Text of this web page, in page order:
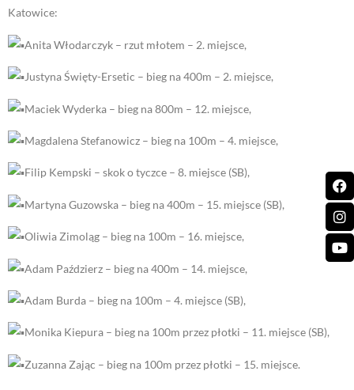
Katowice:
Anita Włodarczyk – rzut młotem – 2. miejsce,
Justyna Święty-Ersetic – bieg na 400m – 2. miejsce,
Maciek Wyderka – bieg na 800m – 12. miejsce,
Magdalena Stefanowicz – bieg na 100m – 4. miejsce,
Filip Kempski – skok o tyczce – 8. miejsce (SB),
Martyna Guzowska – bieg na 400m – 15. miejsce (SB),
Oliwia Zimoląg – bieg na 100m – 16. miejsce,
Adam Paździerz – bieg na 400m – 14. miejsce,
Adam Burda – bieg na 100m – 4. miejsce (SB),
Monika Kiepura – bieg na 100m przez płotki – 11. miejsce (SB),
Zuzanna Zając – bieg na 100m przez płotki – 15. miejsce.